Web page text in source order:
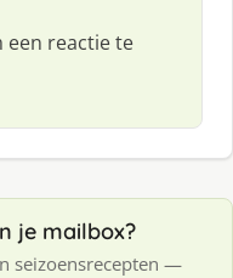
een reactie te
je mailbox?
seizoensrecepten —